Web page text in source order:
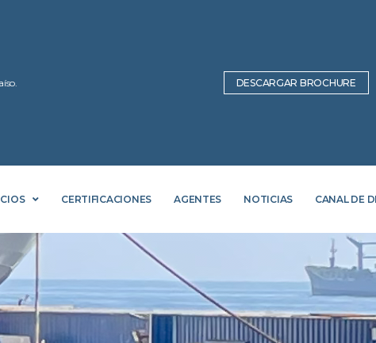
DESCARGAR BROCHURE
CERTIFICACIONES AGENTES NOTICIAS CANAL DE